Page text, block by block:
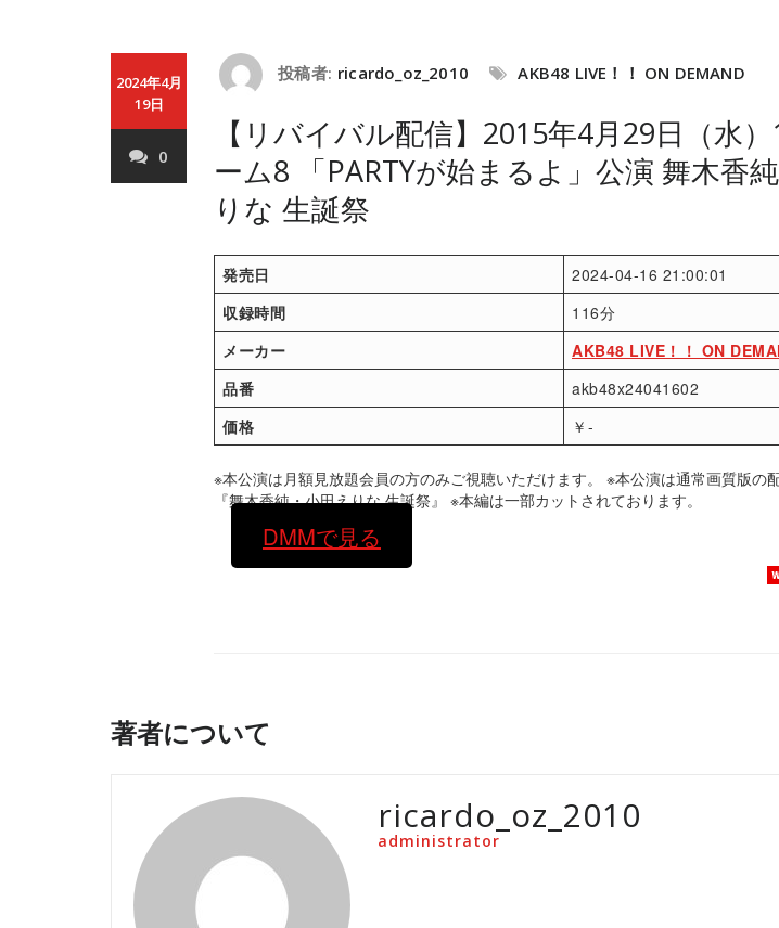
2024年4月
19日
0
投稿者: ricardo_oz_2010 AKB48 LIVE！！ ON DEMAND
【リバイバル配信】2015年4月29日（水
ーム8 「PARTYが始まるよ」公演 舞木香
りな 生誕祭
発売日
2024-04-16 21:00:01
収録時間
116分
メーカー
AKB48 LIVE！！ ON
品番
akb48x24041602
価格
￥-
※本公演は月額見放題会員の方のみご視聴いただけます。 ※本公演は通常画質版の
『舞木香純・小田えりな 生誕祭』 ※本編は一部カットされております。
DMMで見る
著者について
ricardo_oz_2010
administrator